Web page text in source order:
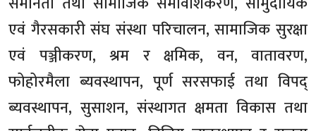
एवं गैरसकारी संघ संस्था परिचालन, सामाजिक सुरक्षा
एवं पञ्जीकरण, श्रम र क्षमिक, वन, वातावरण,
फोहोरमैला ब्यवस्थापन, पूर्ण सरसफाई तथा विपद्
ब्यवस्थापन, सुसाशन, संस्थागत क्षमता विकास तथा